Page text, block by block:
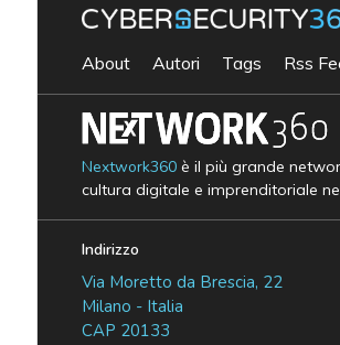
About Autori Tags Rss
Nextwork360è il più grande
cultura digitale e imprenditoriale
Indirizzo
Via Moretto da Brescia, 22
Milano - Italia
CAP 20133